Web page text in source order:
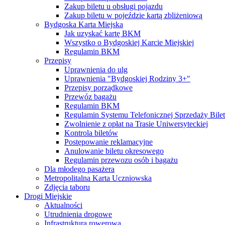
Zakup biletu u obsługi pojazdu
Zakup biletu w pojeździe kartą zbliżeniową
Bydgoska Karta Miejska
Jak uzyskać kartę BKM
Wszystko o Bydgoskiej Karcie Miejskiej
Regulamin BKM
Przepisy
Uprawnienia do ulg
Uprawnienia "Bydgoskiej Rodziny 3+"
Przepisy porządkowe
Przewóz bagażu
Regulamin BKM
Regulamin Systemu Telefonicznej Sprzedaży
Zwolnienie z opłat na Trasie Uniwersyteckiej
Kontrola biletów
Postępowanie reklamacyjne
Anulowanie biletu okresowego
Regulamin przewozu osób i bagażu
Dla młodego pasażera
Metropolitalna Karta Uczniowska
Zdjęcia taboru
Drogi Miejskie
Aktualności
Utrudnienia drogowe
Infrastruktura rowerowa